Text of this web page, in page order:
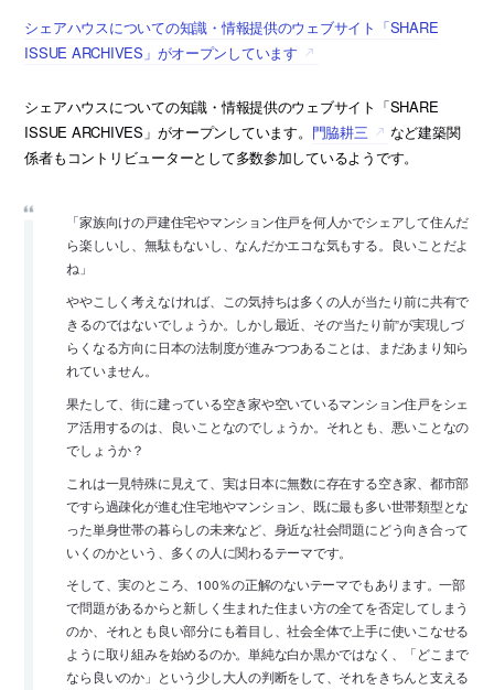
シェアハウスについての知識・情報提供のウェブサイト「SHARE
ISSUE ARCHIVES」がオープンしています
シェアハウスについての知識・情報提供のウェブサイト「SHARE
ISSUE ARCHIVES」がオープンしています。 門脇耕三
など建築関
係者もコントリビューターとして多数参加しているようです。
「家族向けの戸建住宅やマンション住戸を何人かでシェアして住んだ
ら楽しいし、無駄もないし、なんだかエコな気もする。良いことだよ
ね」
ややこしく考えなければ、この気持ちは多くの人が当たり前に共有で
きるのではないでしょうか。しかし最近、その“当たり前”が実現しづ
らくなる方向に日本の法制度が進みつつあることは、まだあまり知ら
れていません。
果たして、街に建っている空き家や空いているマンション住戸をシェ
ア活用するのは、良いことなのでしょうか。それとも、悪いことなの
でしょうか？
これは一見特殊に見えて、実は日本に無数に存在する空き家、都市部
ですら過疎化が進む住宅地やマンション、既に最も多い世帯類型とな
った単身世帯の暮らしの未来など、身近な社会問題にどう向き合って
いくのかという、多くの人に関わるテーマです。
そして、実のところ、100％の正解のないテーマでもあります。一部
で問題があるからと新しく生まれた住まい方の全てを否定してしまう
のか、それとも良い部分にも着目し、社会全体で上手に使いこなせる
ように取り組みを始めるのか。単純な白か黒かではなく、「どこまで
なら良いのか」という少し大人の判断をして、それをきちんと支える